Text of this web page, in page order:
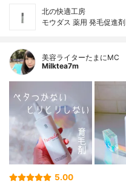
北の快適工房
モウダス 薬用 発毛促進剤
美容ライターたまにMC
Milktea7m
5.00